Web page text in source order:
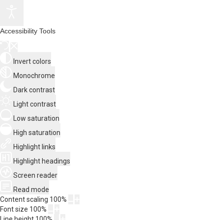
Accessibility Tools
Invert colors
Monochrome
Dark contrast
Light contrast
Low saturation
High saturation
Highlight links
Highlight headings
Screen reader
Read mode
Content scaling 100%
Font size 100%